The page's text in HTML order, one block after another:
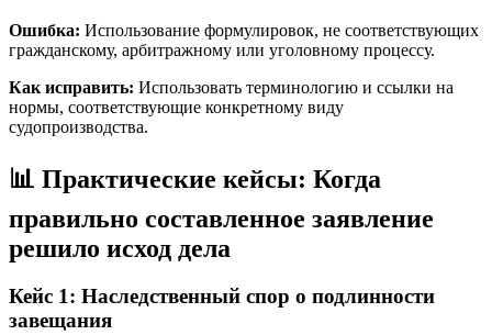
Ошибка: Использование формулировок, не соответствующих
гражданскому, арбитражному или уголовному процессу.
Как исправить: Использовать терминологию и ссылки на
нормы, соответствующие конкретному виду
судопроизводства.
📊 Практические кейсы: Когда
правильно составленное заявление
решило исход дела
Кейс 1: Наследственный спор о подлинности
завещания